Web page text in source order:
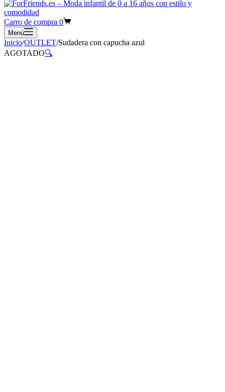
Carro de compra 0
Menú
Inicio/OUTLET/Sudadera con capucha azul
AGOTADO🔍